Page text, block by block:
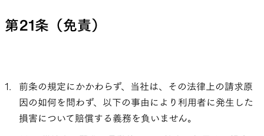
第21条（免責）
前条の規定にかかわらず、当社は、その法律上の請求原
因の如何を問わず、以下の事由により利用者に発生した
損害について賠償する義務を負いません。